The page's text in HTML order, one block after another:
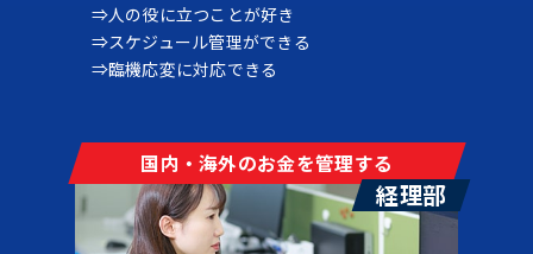
人の役に立つことが好き
スケジュール管理ができる
臨機応変に対応できる
国内・海外のお金を管理する
経理部